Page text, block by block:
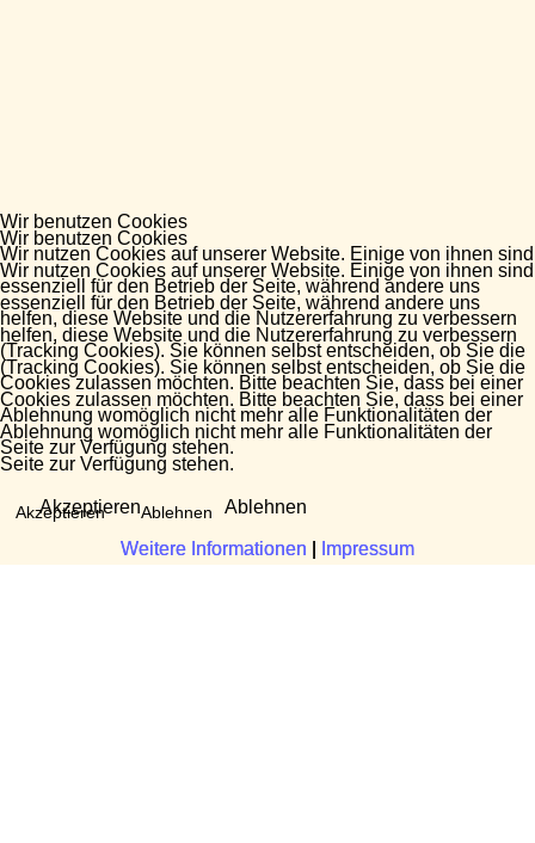
Wir benutzen Cookies
Wir nutzen Cookies auf unserer Website. Einige von ihnen sind
essenziell für den Betrieb der Seite, während andere uns
helfen, diese Website und die Nutzererfahrung zu verbessern
(Tracking Cookies). Sie können selbst entscheiden, ob Sie die
Cookies zulassen möchten. Bitte beachten Sie, dass bei einer
Ablehnung womöglich nicht mehr alle Funktionalitäten der
Seite zur Verfügung stehen.
Akzeptieren Ablehnen
Weitere Informationen Impressum
Wir benutzen Cookies
Wir nutzen Cookies auf unserer Website. Einige von ihnen sind
essenziell für den Betrieb der Seite, während andere uns
helfen, diese Website und die Nutzererfahrung zu verbessern
(Tracking Cookies). Sie können selbst entscheiden, ob Sie die
Cookies zulassen möchten. Bitte beachten Sie, dass bei einer
Ablehnung womöglich nicht mehr alle Funktionalitäten der
Seite zur Verfügung stehen.
Akzeptieren Ablehnen
Weitere Informationen Impressum